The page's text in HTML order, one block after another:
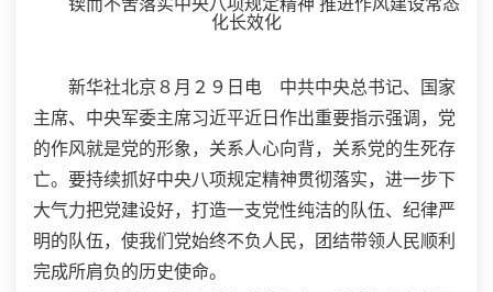
锲而不舍落实中央八项规定精神 推进作风建设常态
化长效化
新华社北京８月２９日电 中共中央总书记、国家
主席、中央军委主席习近平近日作出重要指示强调，党
的作风就是党的形象，关系人心向背，关系党的生死存
亡。要持续抓好中央八项规定精神贯彻落实，进一步下
大气力把党建设好，打造一支党性纯洁的队伍、纪律严
明的队伍，使我们党始终不负人民，团结带领人民顺利
完成所肩负的历史使命。